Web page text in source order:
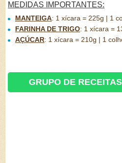
MEDIDAS IMPORTANTES:
MANTEIGA: 1 xícara = 225g | 1
FARINHA DE TRIGO: 1 xícara =
AÇÚCAR: 1 xícara = 210g | 1
GRUPO DE